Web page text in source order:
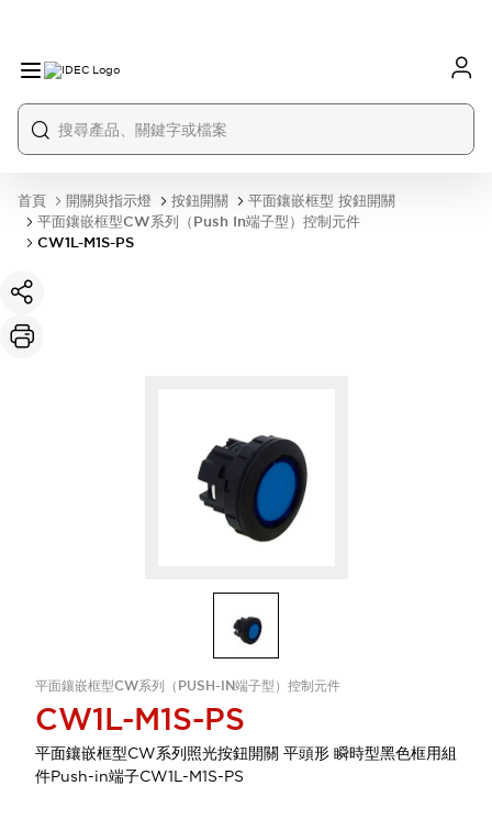
首頁 開關與指示燈 按鈕開關
平面鑲嵌框型 按鈕開關
平面鑲嵌框型CW系列（Push In端子型）控制元件
CW1L-M1S-PS
平面鑲嵌框型CW系列（PUSH-IN端子型）控制元件
CW1L-M1S-PS
平面鑲嵌框型CW系列照光按鈕開關 平頭形 瞬時型黑色框用組
件Push-in端子CW1L-M1S-PS